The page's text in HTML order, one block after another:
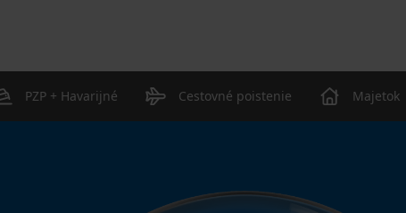
PZP + Havarijné Cestovné poistenie Majetok